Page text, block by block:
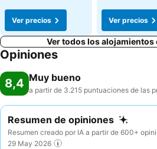
Ver precios Ver precios
Ver todos los alojamientos
Opiniones
8,4 Muy bueno
a partir de 3.215 puntuaciones de las
Resumen de opiniones
Resumen creado por IA a partir de 600+
29 May 2026